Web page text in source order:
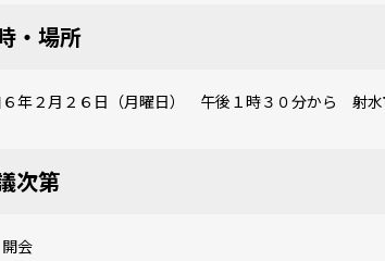
・場所
６年２月２６日（月曜日） 午後１時３０分から 射
次第
会